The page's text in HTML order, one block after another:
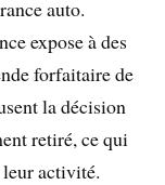
auto.
expose à des
forfaitaire de
la décision
retiré, ce qui
activité.